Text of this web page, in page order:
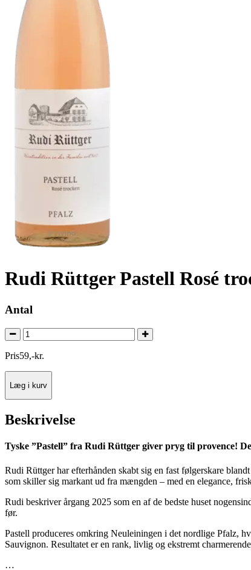
Rudi Rüttger Pastell Rosé
Antal
Pris59,-kr.
Læg i kurv
Beskrivelse
Tyske ”Pastell” fra Rudi Rüttger giver pryg til provence!
Rudi Rüttger har efterhånden skabt sig en fast følgerskare
som skiller sig markant ud fra mængden – med en elegance,
Rudi beskriver årgang 2025 som en af de bedste huset
før.
Pastell produceres omkring Neuleiningen i det nordlige Pfalz,
Sauvignon. Resultatet er en rank, livlig og ekstremt
…